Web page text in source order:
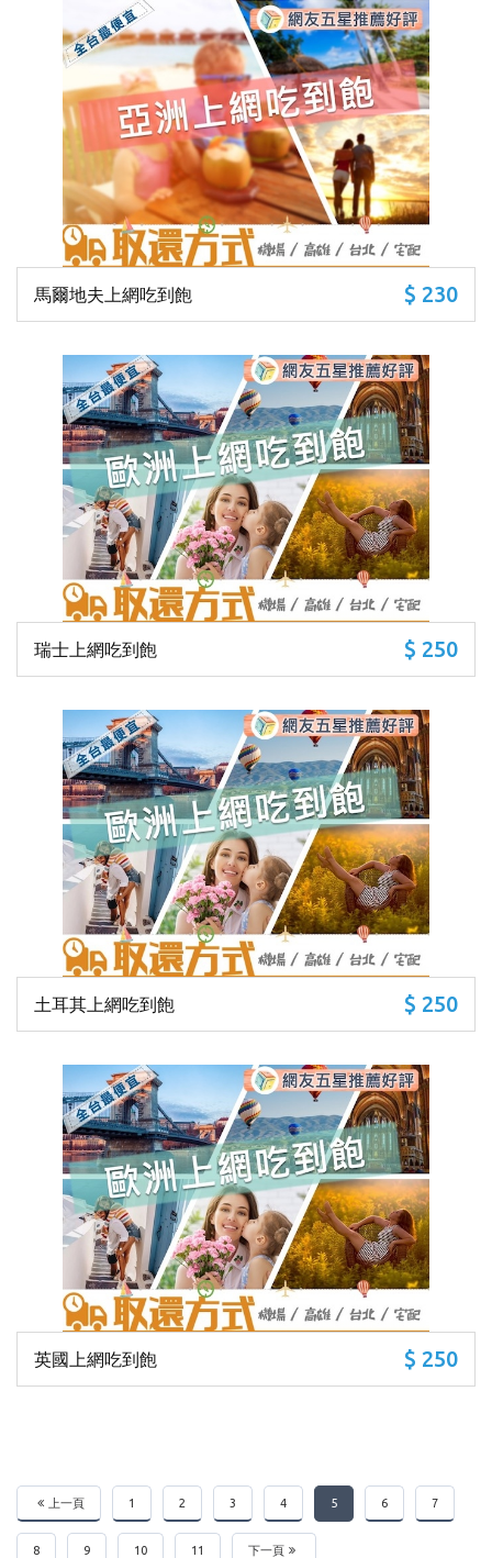
馬爾地夫上網吃到飽 $ 230
瑞士上網吃到飽 $ 250
土耳其上網吃到飽 $ 250
英國上網吃到飽 $ 250
上一頁 1 2 3 4 5 6 7
8 9 10 11 下一頁